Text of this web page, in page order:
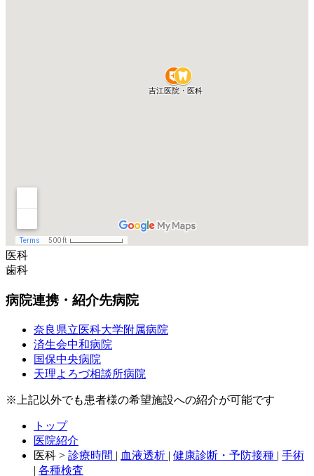
医科
歯科
病院連携・紹介先病院
奈良県立医科大学附属病院
済生会中和病院
国保中央病院
天理よろづ相談所病院
※上記以外でも患者様の希望施設への紹介が可能です
トップ
医院紹介
医科 > 診療時間 | 血液透析 | 健康診断・予防接種 | 手術
| 各種検査